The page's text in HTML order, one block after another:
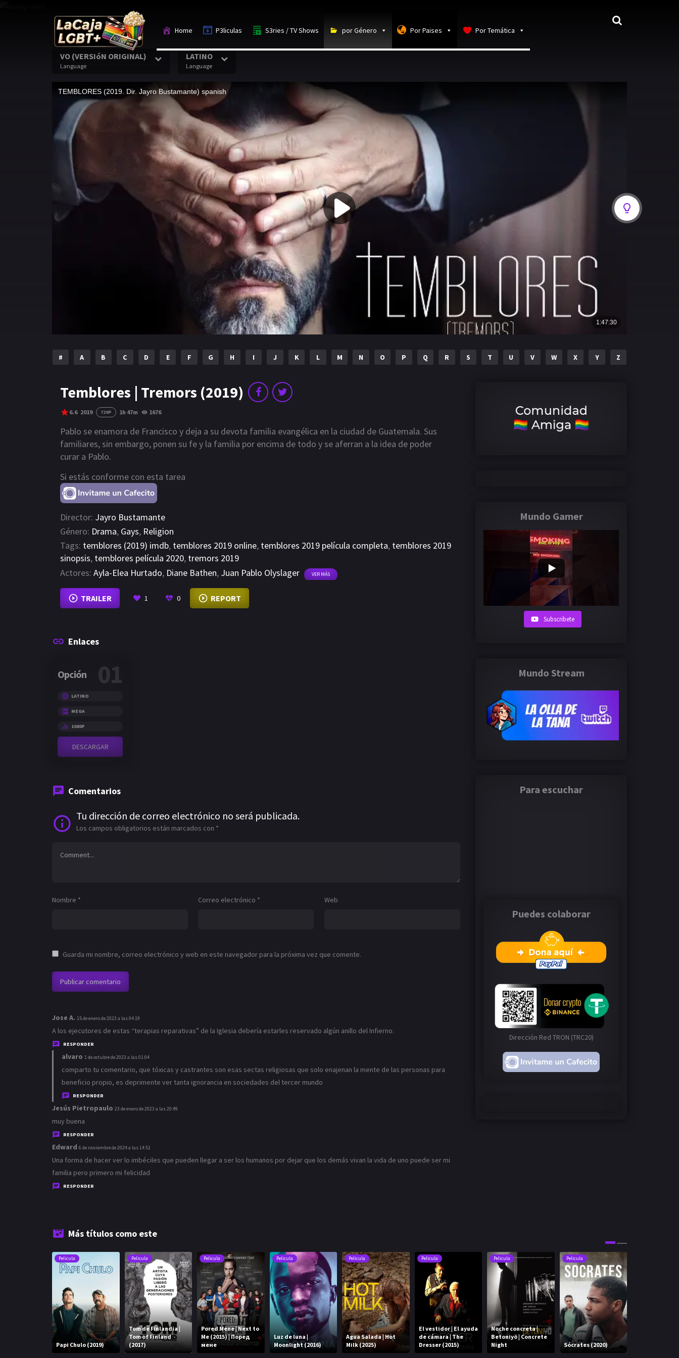
Home P3liculas S3ries / TV Shows por Género Por Paises Por Temática
VO (VERSIóN ORIGINAL)
Language
LATINO
Language
# A B C D E F G H I J K L M N O P Q R S T U V W X Y Z
Temblores | Tremors (2019)
6.6 2019 720P 1h 47m 1676
Pablo se enamora de Francisco y deja a su devota familia evangélica en la ciudad de Guatemala. Sus
familiares, sin embargo, ponen su fe y la familia por encima de todo y se aferran a la idea de poder
curar a Pablo.
Si estás conforme con esta tarea
Director: Jayro Bustamante
Género: Drama, Gays, Religion
Tags: temblores (2019) imdb, temblores 2019 online, temblores 2019 película completa, temblores 2019
sinopsis, temblores película 2020, tremors 2019
Actores: Ayla-Elea Hurtado, Diane Bathen, Juan Pablo Olyslager VER MÁS
TRAILER 1 0 REPORT
Enlaces
Opción 01
LATINO
MEGA
1080P
DESCARGAR
Comentarios
Tu dirección de correo electrónico no será publicada.
Los campos obligatorios están marcados con *
Nombre * Correo electrónico * Web
Guarda mi nombre, correo electrónico y web en este navegador para la próxima vez que comente.
Jose A. d
i
c
e
:
15 de enero de 2023 a las 04:19
A los ejecutores de estas “terapias reparativas” de la Iglesia debería estarles reservado algún anillo del Infierno.
RESPONDER
alvaro d
i
c
e
:
1 de octubre de 2023 a las 01:04
comparto tu comentario, que tóxicas y castrantes son esas sectas religiosas que solo enajenan la mente de las personas para
beneficio propio, es deprimente ver tanta ignorancia en sociedades del tercer mundo
RESPONDER
Jesús Pietropaulo d
e
:
23 de enero de 2023 a las 20:49
muy buena
RESPONDER
Edward d
i
c
e
6 de noviembre de 2024 a las 14:51
Una forma de hacer ver lo imbéciles que pueden llegar a ser los humanos por dejar que los demás vivan la vida de uno puede ser mi
familia pero primero mi felicidad
RESPONDER
Mundo Gamer
Subscribete
Mundo Stream
Para escuchar
Puedes colaborar
Dirección Red TRON (TRC20)
Más títulos como este
Pelicula
Papi Chulo (2019)
Pelicula
Tom de Finlandia |
Tom of Finland
(2017)
Pelicula
Pored Mene | Next to
Me (2015) | Поред
мене
Pelicula
Luz de luna |
Moonlight (2016)
Pelicula
Agua Salada | Hot
Milk (2025)
Pelicula
El vestidor | El ayuda
de cámara | The
Dresser (2015)
Pelicula
Noche concreta |
Betoniyö | Concrete
Night
Pelicula
Sócrates (2020)